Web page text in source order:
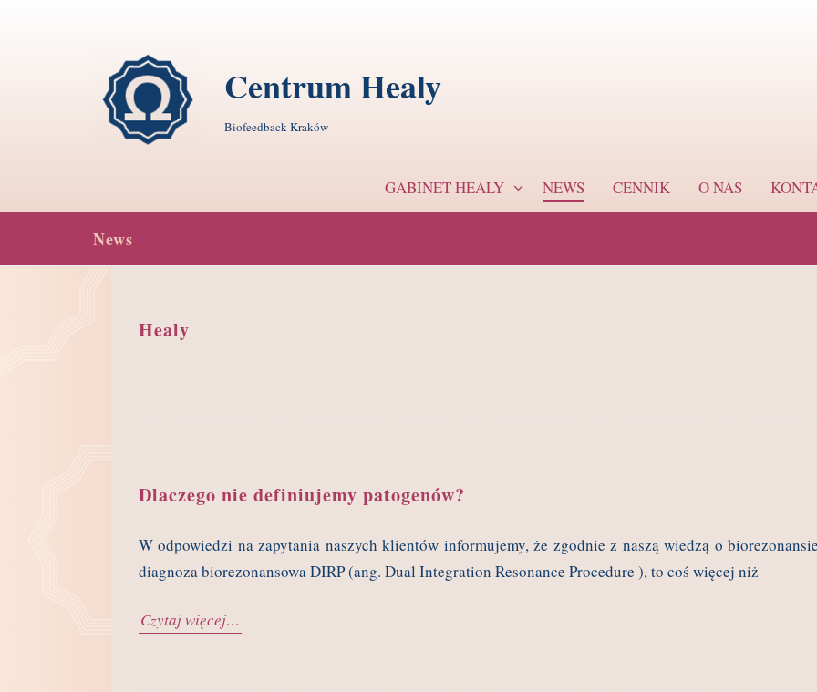
Centrum Healy
Biofeedback Kraków
GABINET HEALY NEWS CENNIK O NAS
News
Healy
Dlaczego nie definiujemy patogenów?
W odpowiedzi na zapytania naszych klientów informujemy, że zgodnie z naszą wiedzą o
diagnoza biorezonansowa DIRP (ang. Dual Integration Resonance Procedure ), to coś więcej niż
Czytaj więcej…